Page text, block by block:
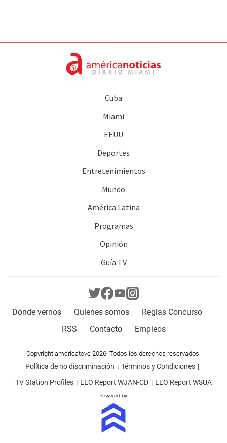
Cuba
Miami
EEUU
Deportes
Entretenimientos
Mundo
América Latina
Programas
Opinión
Guía TV
Dónde vernos Quienes somos
Reglas Concurso
RSS
Contacto Empleos
Copyright americateve 2026. Todos los derechos reservados.
Política de no discriminación
Términos y Condiciones
TV Station Profiles
EEO Report WJAN-CD EEO Report WSUA